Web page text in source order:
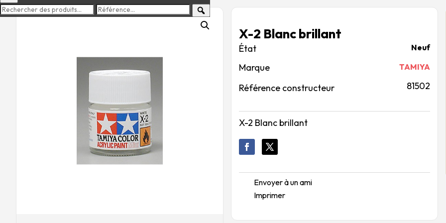
X-2 Blanc brillant
Neuf
Marque TAMIYA
Référence constructeur 81502
X-2 Blanc brillant
Envoyer à un ami
Imprimer